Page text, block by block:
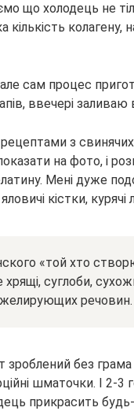
що холодець не
колагену,
сам процес
ввечері
з
на фото, і
Мені дуже
кістки,
«той хто
суглоби,
речовин.
зроблений без
шматочки. І 2-3
прикрасить